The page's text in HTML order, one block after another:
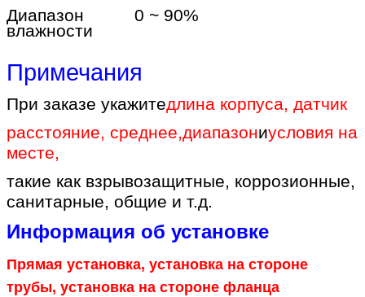
Диапазон
влажности
0 ~ 90%
Примечания
При заказе укажитедлина корпуса, датчик
расстояние, среднее,диапазониусловия на
месте,
такие как взрывозащитные, коррозионные,
санитарные, общие и т.д.
Информация об установке
Прямая установка, установка на стороне
трубы, установка на стороне фланца